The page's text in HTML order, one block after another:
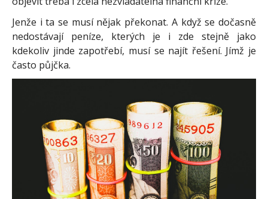
Jenže i ta se musí nějak překonat. A když se dočasně
nedostávají peníze, kterých je i zde stejně jako
kdekoliv jinde zapotřebí, musí se najít řešení. Jímž je
často půjčka.